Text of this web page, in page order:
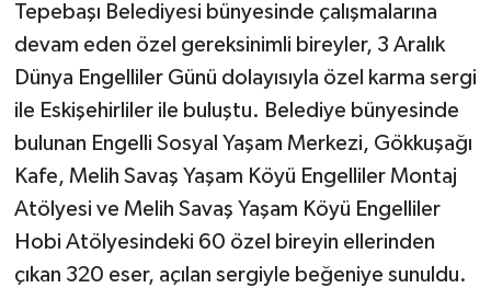
Tepebaşı Belediyesi bünyesinde çalışmalarına
devam eden özel gereksinimli bireyler, 3 Aralık
Dünya Engelliler Günü dolayısıyla özel karma sergi
ile Eskişehirliler ile buluştu. Belediye bünyesinde
bulunan Engelli Sosyal Yaşam Merkezi, Gökkuşağı
Kafe, Melih Savaş Yaşam Köyü Engelliler Montaj
Atölyesi ve Melih Savaş Yaşam Köyü Engelliler
Hobi Atölyesindeki 60 özel bireyin ellerinden
çıkan 320 eser, açılan sergiyle beğeniye sunuldu.